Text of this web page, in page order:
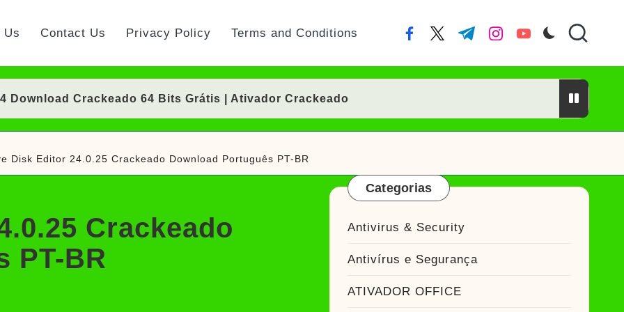
Us Contact Us Privacy Policy Terms and Conditions facebook.com
twitter.com
t.me instagram.com
youtube.com
Download Crackeado 64 Bits Grátis | Ativador Crackeado
Crackeado 64 Bits Português Grátis | Ativador Crackeado
Crackeado Download Português PT-BR
Download Crackeado 64 Bits Grátis | Ativador Crackeado
Download Português PT-BR
Download Grátis + Licença/Serial | Ativador Crackeado
Grátis 64 Bits Português (Portable/Instalador) | Ativador Crackeado
Disk Editor 24.0.25 Crackeado Download Português PT-BR
Crackeado
PT-BR
Categorias
Antivirus & Security
Antivírus e Segurança
ATIVADOR OFFICE